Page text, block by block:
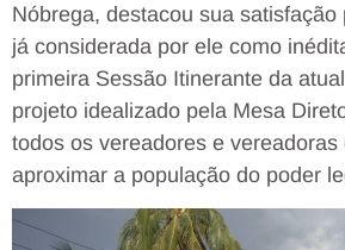
Nóbrega, destacou sua satisfação
já considerada por ele como
primeira Sessão Itinerante da
projeto idealizado pela Mesa
todos os vereadores e
aproximar a população do poder